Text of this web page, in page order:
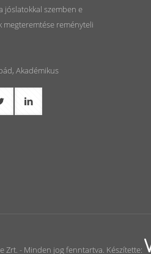
jóslatokkal szemben e
reményteli
Akadémikus
Zrt. - Minden jog fenntartva. Készítette: